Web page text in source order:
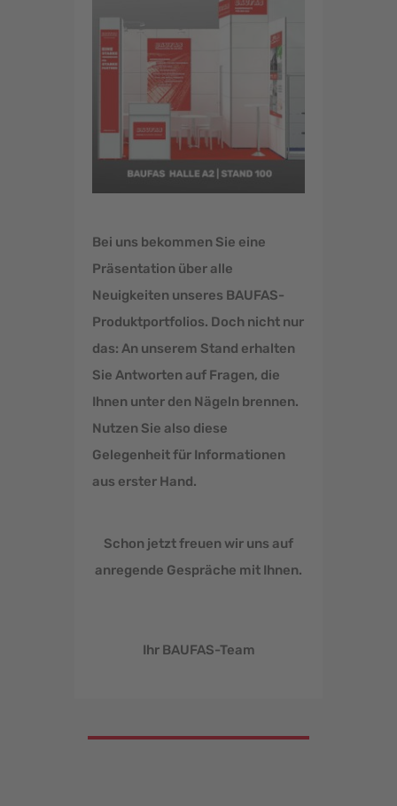
Bei uns bekommen Sie eine
Präsentation über alle
Neuigkeiten unseres BAUFAS-
Produktportfolios. Doch nicht nur
das: An unserem Stand erhalten
Sie Antworten auf Fragen, die
Ihnen unter den Nägeln brennen.
Nutzen Sie also diese
Gelegenheit für Informationen
aus erster Hand.
Schon jetzt freuen wir uns auf
anregende Gespräche mit Ihnen.
Ihr BAUFAS-Team